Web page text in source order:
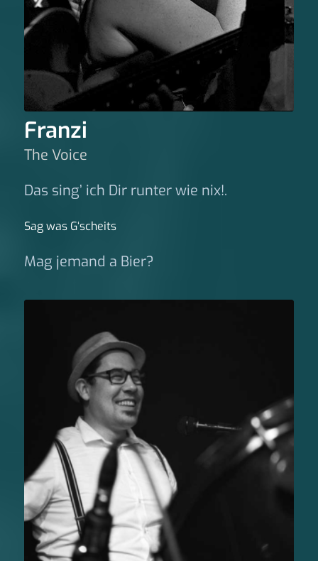
Franzi
The Voice
Das sing’ ich Dir runter wie nix!.
Sag was G‘scheits
Mag jemand a Bier?